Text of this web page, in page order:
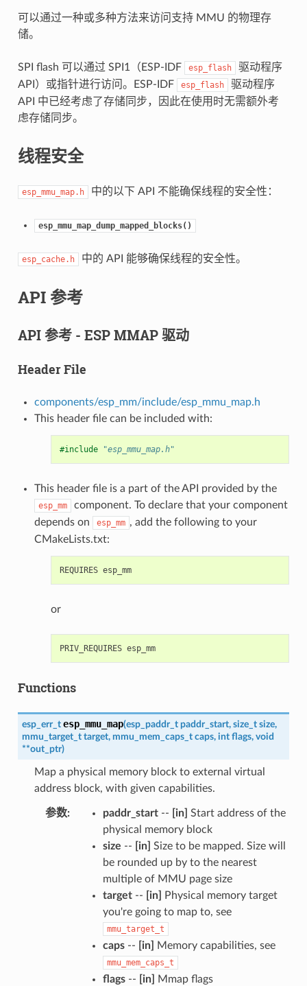
可以通过一种或多种方法来访问支持 MMU 的物理存
储。
SPI flash 可以通过 SPI1（ESP-IDF esp_flash
驱动程序
API）或指针进行访问。ESP-IDF
esp_flash
驱动程序
API 中已经考虑了存储同步，因此在使用时无需额外考
虑存储同步。
线程安全
esp_mmu_map.h 中的以下 API 不能确保线程的安全性：
esp_mmu_map_dump_mapped_blocks()
esp_cache.h 中的 API 能够确保线程的安全性。
API 参考
API 参考 - ESP MMAP 驱动
Header File
components/esp_mm/include/esp_mmu_map.h
This header file can be included with:
#include "esp_mmu_map.h"
This header file is a part of the API provided by the
esp_mm
component. To declare that your component
depends on
esp_mm , add the following to your
CMakeLists.txt:
REQUIRES esp_mm
or
PRIV_REQUIRES esp_mm
Functions
esp_err_t esp_mmu_map(esp_paddr_t paddr_start, size_t size,
mmu_target_t target, mmu_mem_caps_t caps, int flags, void
**out_ptr)
Map a physical memory block to external virtual
address block, with given capabilities.
参数: paddr_start-- [in] Start address of the
physical memory block
size -- [in] Size to be mapped. Size will
be rounded up by to the nearest
multiple of MMU page size
target-- [in]
Physical memory target
you're going to map to, see
mmu_target_t
caps-- [in] Memory capabilities, see
mmu_mem_caps_t
flags-- [in]
Mmap flags